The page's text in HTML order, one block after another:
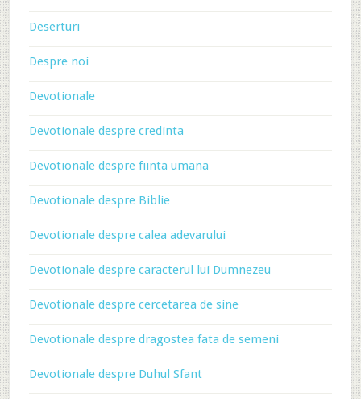
Deserturi
Despre noi
Devotionale
Devotionale despre credinta
Devotionale despre fiinta umana
Devotionale despre Biblie
Devotionale despre calea adevarului
Devotionale despre caracterul lui Dumnezeu
Devotionale despre cercetarea de sine
Devotionale despre dragostea fata de semeni
Devotionale despre Duhul Sfant